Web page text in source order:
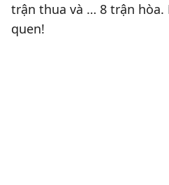
trận thua và … 8 trận
quen!